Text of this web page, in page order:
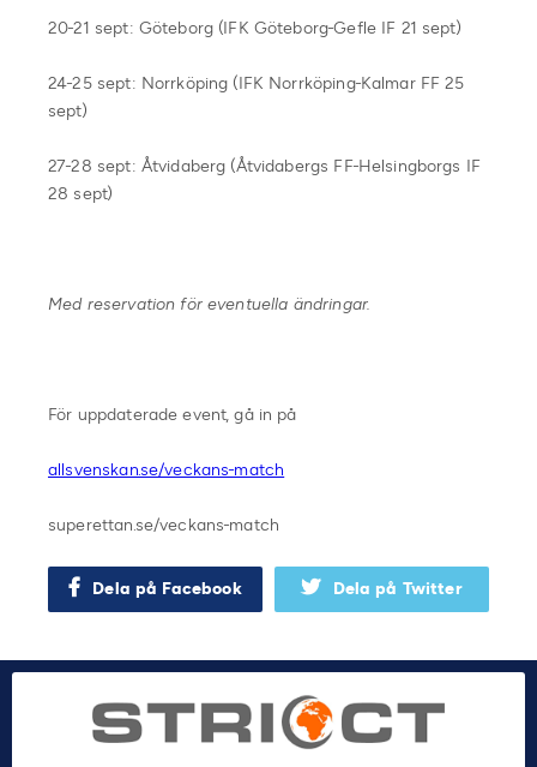
20-21 sept: Göteborg (IFK Göteborg-Gefle IF 21 sept)
24-25 sept: Norrköping (IFK Norrköping-Kalmar FF 25
sept)
27-28 sept: Åtvidaberg (Åtvidabergs FF-Helsingborgs IF
28 sept)
Med reservation för eventuella ändringar.
För uppdaterade event, gå in på
allsvenskan.se/veckans-match
superettan.se/veckans-match
Dela på Facebook Dela på Twitter